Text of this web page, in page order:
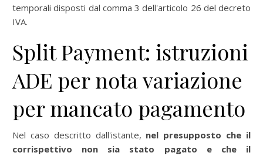
temporali disposti dal comma 3 dell'articolo 26 del decreto
IVA.
Split Payment: istruzioni
ADE per nota variazione
per mancato pagamento
Nel caso descritto dall'istante, nel presupposto che il
corrispettivo non sia stato pagato e che il